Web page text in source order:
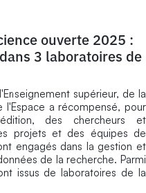
ouverte 2025 :
3 laboratoires de
supérieur, de la
l'Espace a récompensé, pour
des chercheurs et
projets et des équipes de
engagés dans la gestion et
de la recherche. Parmi
issus de laboratoires de la